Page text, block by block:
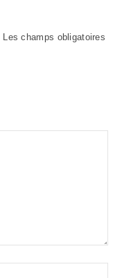
Les champs obligatoires